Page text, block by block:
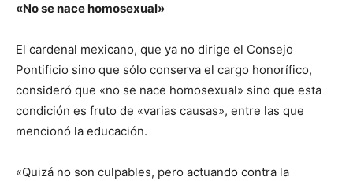
«No se nace homosexual»
El cardenal mexicano, que ya no dirige el Consejo
Pontificio sino que sólo conserva el cargo honorífico,
consideró que «no se nace homosexual» sino que esta
condición es fruto de «varias causas», entre las que
mencionó la educación.
«Quizá no son culpables, pero actuando contra la